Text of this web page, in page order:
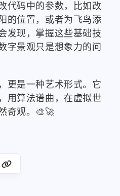
代码中的参数，比如改
的位置，或者为飞鸟添
发现，掌握这些基础技
字景观只是想象力的问
更是一种艺术形式。它
用算法谱曲，在虚拟世
奇观。🎨🚀